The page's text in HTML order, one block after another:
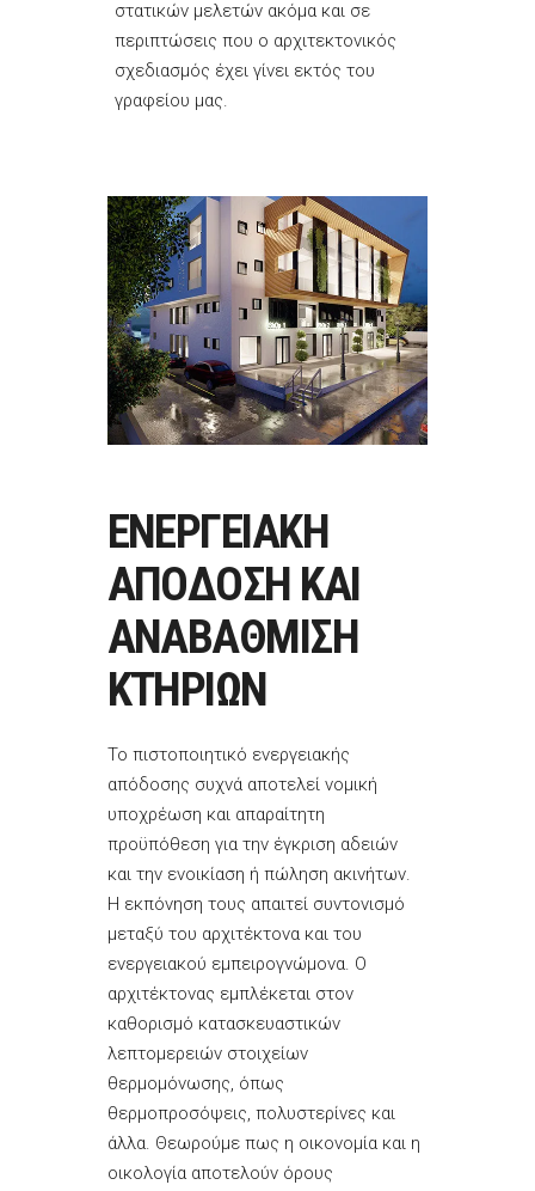
στατικών μελετών ακόμα και σε
περιπτώσεις που ο αρχιτεκτονικός
σχεδιασμός έχει γίνει εκτός του
γραφείου μας.
ΕΝΕΡΓΕΙΑΚΗ
ΑΠΟΔΟΣΗ ΚΑΙ
ΑΝΑΒΑΘΜΙΣΗ
ΚΤΗΡΙΩΝ
Το πιστοποιητικό ενεργειακής
απόδοσης συχνά αποτελεί νομική
υποχρέωση και απαραίτητη
προϋπόθεση για την έγκριση αδειών
και την ενοικίαση ή πώληση ακινήτων.
Η εκπόνηση τους απαιτεί συντονισμό
μεταξύ του αρχιτέκτονα και του
ενεργειακού εμπειρογνώμονα. Ο
αρχιτέκτονας εμπλέκεται στον
καθορισμό κατασκευαστικών
λεπτομερειών στοιχείων
θερμομόνωσης, όπως
θερμοπροσόψεις, πολυστερίνες και
άλλα. Θεωρούμε πως η οικονομία και η
οικολογία αποτελούν όρους